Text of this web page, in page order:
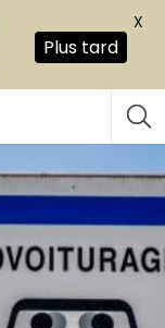
Plus tard
X